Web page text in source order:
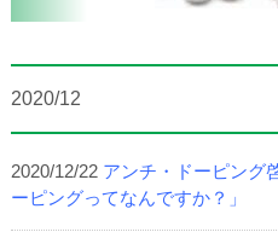
2020/12
2020/12/22 アンチ・ドーピング
ーピングってなんですか？」